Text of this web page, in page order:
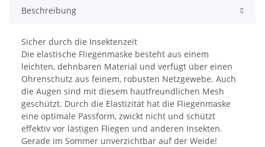
Beschreibung
Sicher durch die Insektenzeit
Die elastische Fliegenmaske besteht aus einem
leichten, dehnbaren Material und verfügt über einen
Ohrenschutz aus feinem, robusten Netzgewebe. Auch
die Augen sind mit diesem hautfreundlichen Mesh
geschützt. Durch die Elastizität hat die Fliegenmaske
eine optimale Passform, zwickt nicht und schützt
effektiv vor lästigen Fliegen und anderen Insekten.
Gerade im Sommer unverzichtbar auf der Weide!